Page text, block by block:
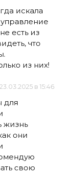
искала
есть из
что
из них!
23.03.2025 в 15:46
для
жизнь
они
свою